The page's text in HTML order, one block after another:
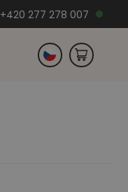
+420 277 278 007